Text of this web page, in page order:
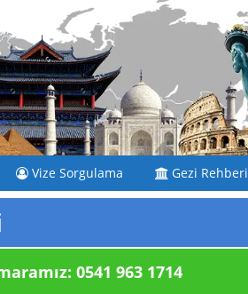
Vize Sorgulama Gezi Rehberi
0541 963 1714